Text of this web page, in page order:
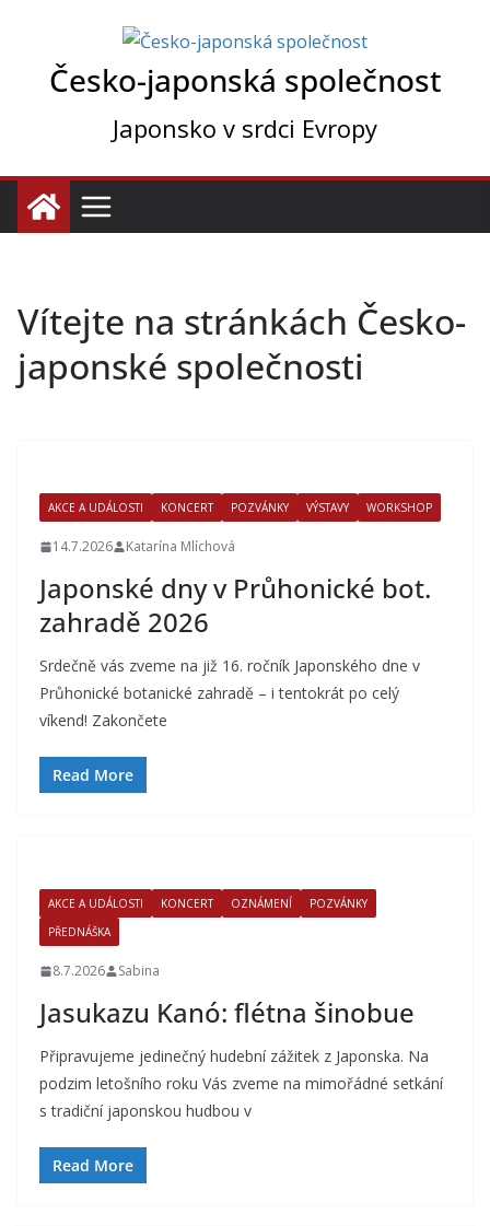
Česko-japonská společnost
Japonsko v srdci Evropy
Vítejte na stránkách Česko-
japonské společnosti
AKCE A UDÁLOSTI KONCERT POZVÁNKY VÝSTAVY WORKSHOP
14.7.2026 Katarína Mlíchová
Japonské dny v Průhonické bot.
zahradě 2026
Srdečně vás zveme na již 16. ročník Japonského dne v
Průhonické botanické zahradě – i tentokrát po celý
víkend! Zakončete
Read More
AKCE A UDÁLOSTI KONCERT OZNÁMENÍ
POZVÁNKY
PŘEDNÁŠKA
8.7.2026 Sabina
Jasukazu Kanó: flétna šinobue
Připravujeme jedinečný hudební zážitek z Japonska. Na
podzim letošního roku Vás zveme na mimořádné setkání
s tradiční japonskou hudbou v
Read More